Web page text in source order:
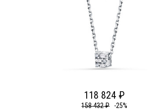
118 824 ₽
158 432 ₽ -25%